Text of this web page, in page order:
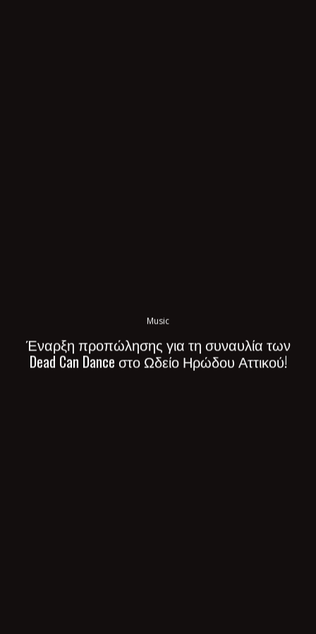
Music
Έναρξη προπώλησης για τη συναυλία των
Dead Can Dance στο Ωδείο Ηρώδου Αττικού!